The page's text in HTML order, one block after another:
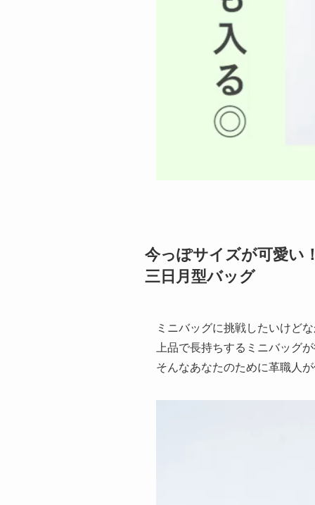
今っぽサイズが可愛い
三日月型バッグ
ミニバッグに挑戦したいけど
上品で長持ちするミニバッグ
そんなあなたのために革職人